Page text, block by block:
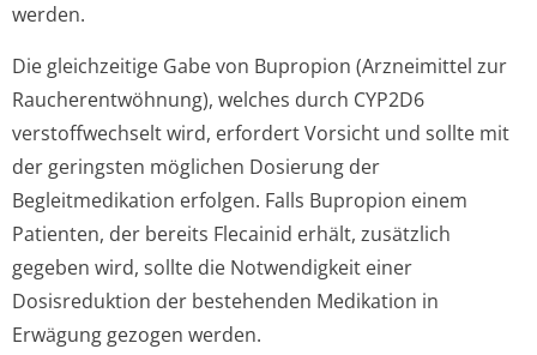
werden.
Die gleichzeitige Gabe von Bupropion (Arzneimittel zur
Raucherentwöhnung), welches durch CYP2D6
verstoffwechselt wird, erfordert Vorsicht und sollte mit
der geringsten möglichen Dosierung der
Begleitmedikation erfolgen. Falls Bupropion einem
Patienten, der bereits Flecainid erhält, zusätzlich
gegeben wird, sollte die Notwendigkeit einer
Dosisreduktion der bestehenden Medikation in
Erwägung gezogen werden.